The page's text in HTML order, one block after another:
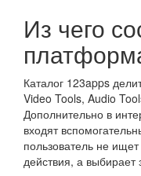
Из чего
Каталог 123apps
Video Tools, Audio
Дополнительно в
входят
пользователь не
действия, а